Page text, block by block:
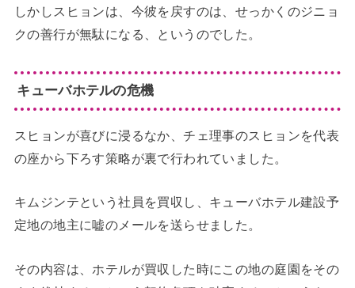
しかしスヒョンは、今彼を戻すのは、せっかくのジニョ
クの善行が無駄になる、というのでした。
キューバホテルの危機
スヒョンが喜びに浸るなか、チェ理事のスヒョンを代表
の座から下ろす策略が裏で行われていました。
キムジンテという社員を買収し、キューバホテル建設予
定地の地主に嘘のメールを送らせました。
その内容は、ホテルが買収した時にこの地の庭園をその